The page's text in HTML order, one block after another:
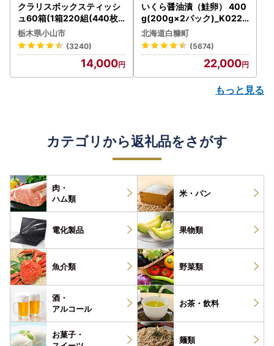
クラリスボックスティッシ
ュ60箱(1箱220組(440枚))
(5個入り×12セット)【配送
不可地域：離島・沖縄県】
【1256759】
栃木県小山市
(3240)
14,000
いくら醤油漬（鮭卵） 400
g(200g×2パック)_K022-
1676
北海道白糠町
(5674)
22,000
もっと見る
カテゴリから返礼品をさがす
肉・
ハム類
米・パン
電化製品 果物類
魚介類 野菜類
酒・
アルコール
お茶・ 飲料
お菓子・
麺類